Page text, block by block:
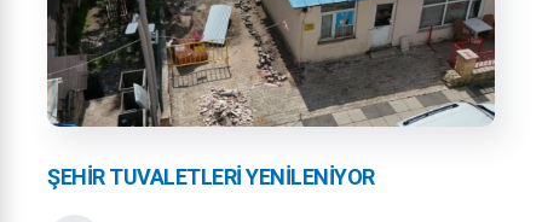
ŞEHİR TUVALETLERİ YENİLENİYOR